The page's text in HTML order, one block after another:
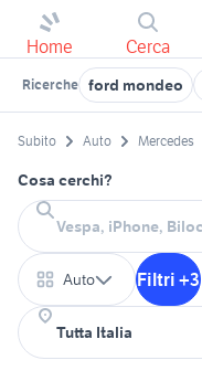
Home Cerca
Ricerche ford mondeo
Subito Auto Mercedes
Cosa cerchi?
Auto Filtri +3